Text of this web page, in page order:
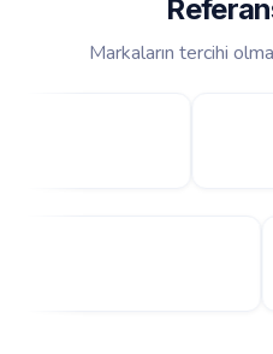
Markaların tercihi